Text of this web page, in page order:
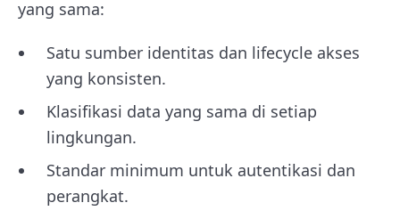
yang sama:
Satu sumber identitas dan lifecycle akses
yang konsisten.
Klasifikasi data yang sama di setiap
lingkungan.
Standar minimum untuk autentikasi dan
perangkat.